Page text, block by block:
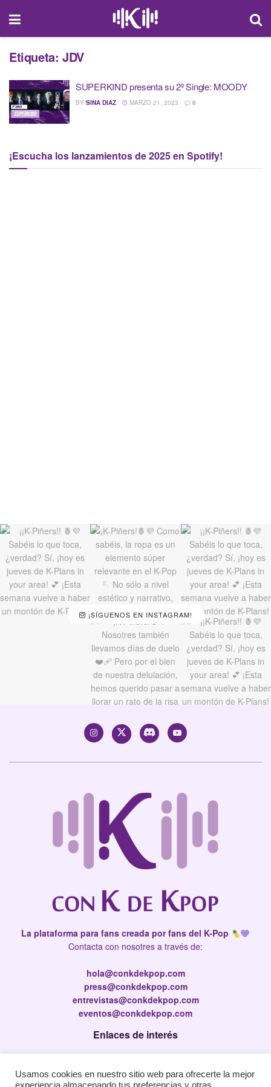
Etiqueta: JDV
SUPERKIND presenta su 2º Single: MOODY
BY SINA DIAZ MARZO 21, 2023 0
¡Escucha los lanzamientos de 2025 en Spotify!
¡SÍGUENOS EN INSTAGRAM!
La plataforma para fans creada por fans del K-Pop
Contacta con nosotres a través de:
hola@conkdekpop.com
press@conkdekpop.com
entrevistas@conkdekpop.com
eventos@conkdekpop.com
Enlaces de interés
Política de privacidad
Usamos cookies en nuestro sitio web para ofrecerte la mejor